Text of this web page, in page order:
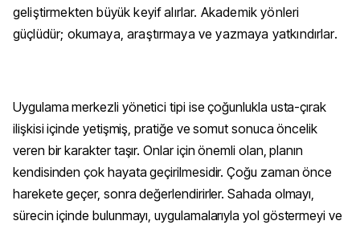
geliştirmekten büyük keyif alırlar. Akademik yönleri
güçlüdür; okumaya, araştırmaya ve yazmaya yatkındırlar.
Uygulama merkezli yönetici tipi ise çoğunlukla usta-çırak
ilişkisi içinde yetişmiş, pratiğe ve somut sonuca öncelik
veren bir karakter taşır. Onlar için önemli olan, planın
kendisinden çok hayata geçirilmesidir. Çoğu zaman önce
harekete geçer, sonra değerlendirirler. Sahada olmayı,
sürecin içinde bulunmayı, uygulamalarıyla yol göstermeyi ve